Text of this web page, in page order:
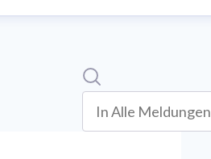
Suche
In alle meldungen suchen